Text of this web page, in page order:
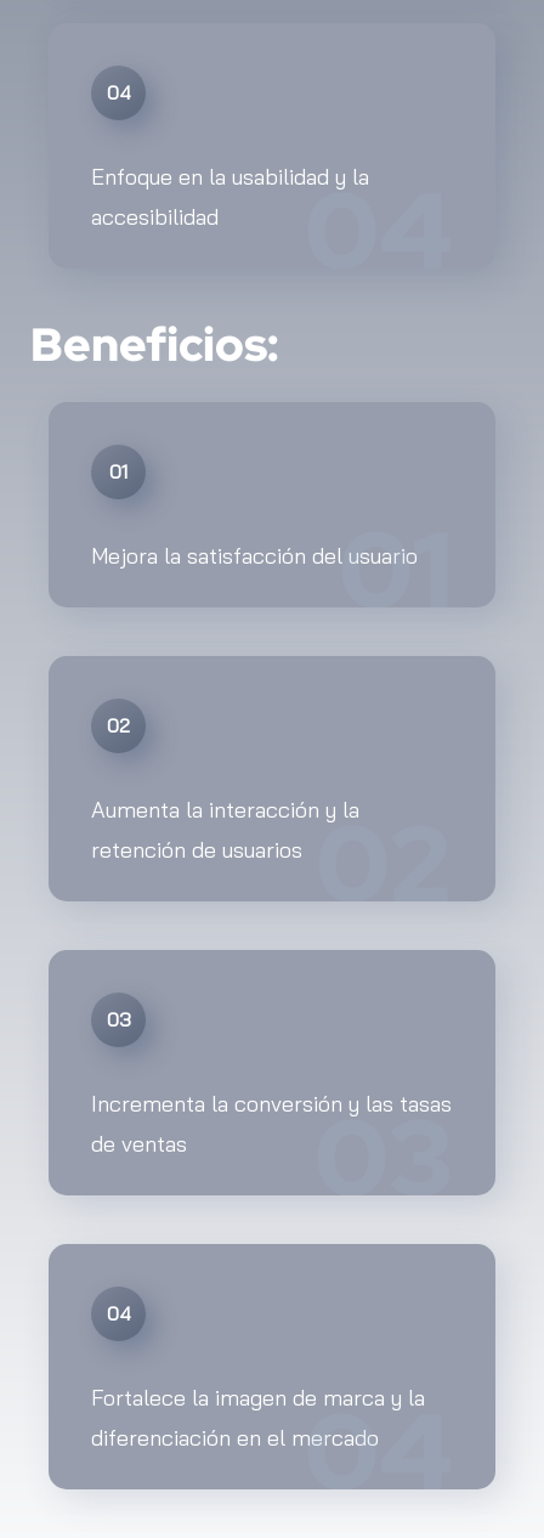
04
04
Enfoque en la usabilidad y la
accesibilidad
Beneficios:
01
01
Mejora la satisfacción del usuario
02
02
Aumenta la interacción y la
retención de usuarios
03
03
Incrementa la conversión y las tasas
de ventas
04
04
Fortalece la imagen de marca y la
diferenciación en el mercado